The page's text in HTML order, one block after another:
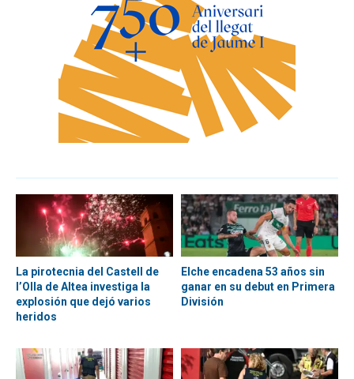
La pirotecnia del Castell de
l’Olla de Altea investiga la
explosión que dejó varios
heridos
Elche encadena 53 años sin
ganar en su debut en Primera
División